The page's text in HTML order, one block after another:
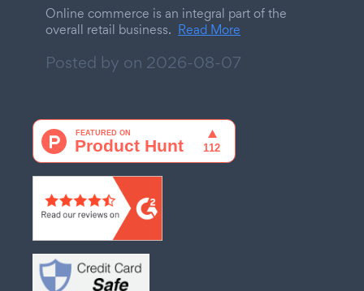
Online commerce is an integral part of the
overall retail business. Read More
Posted by on 2026-08-07